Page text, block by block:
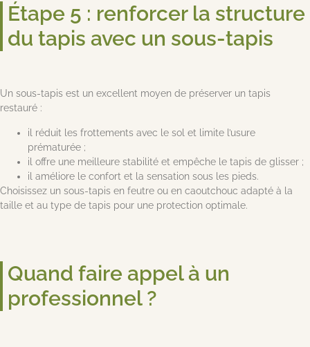
Étape 5 : renforcer la structure
du tapis avec un sous-tapis
Un sous-tapis est un excellent moyen de préserver un tapis
restauré :
il réduit les frottements avec le sol et limite l’usure
prématurée ;
il offre une meilleure stabilité et empêche le tapis de glisser ;
il améliore le confort et la sensation sous les pieds.
Choisissez un sous-tapis en feutre ou en caoutchouc adapté à la
taille et au type de tapis pour une protection optimale.
Quand faire appel à un
professionnel ?